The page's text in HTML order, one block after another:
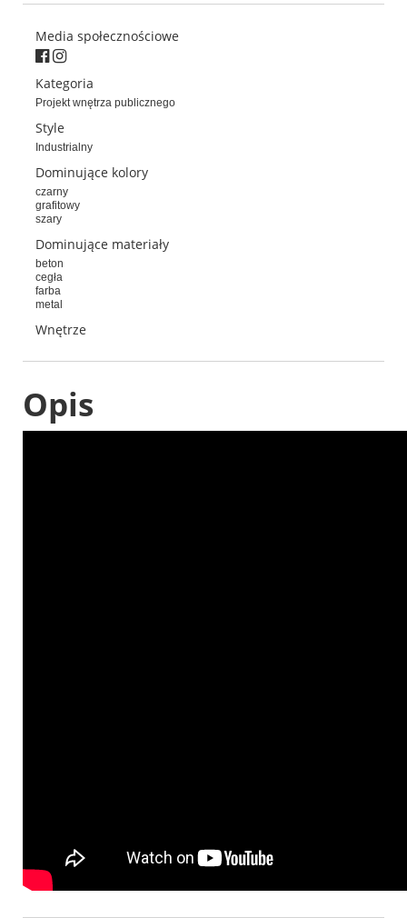
Media społecznościowe
Kategoria
Projekt wnętrza publicznego
Style
Industrialny
Dominujące kolory
czarny
grafitowy
szary
Dominujące materiały
beton
cegła
farba
metal
Wnętrze
Opis